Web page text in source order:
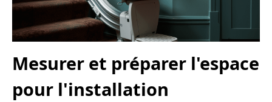
Mesurer et préparer l'espace
pour l'installation